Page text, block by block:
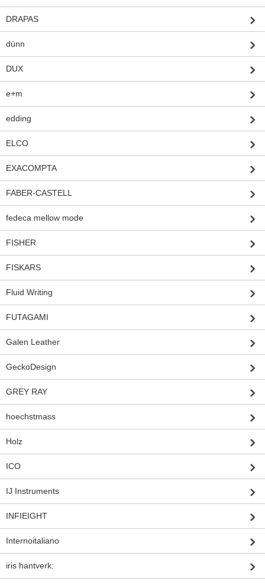
DRAPAS
dünn
DUX
e+m
edding
ELCO
EXACOMPTA
FABER-CASTELL
fedeca mellow mode
FISHER
FISKARS
Fluid Writing
FUTAGAMI
Galen Leather
GeckoDesign
GREY RAY
hoechstmass
Holz
ICO
IJ Instruments
INFIEIGHT
Internoitaliano
iris hantverk: